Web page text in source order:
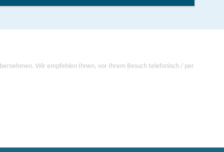
Wir empfehlen Ihnen, vor Ihrem Besuch telefonisch / per